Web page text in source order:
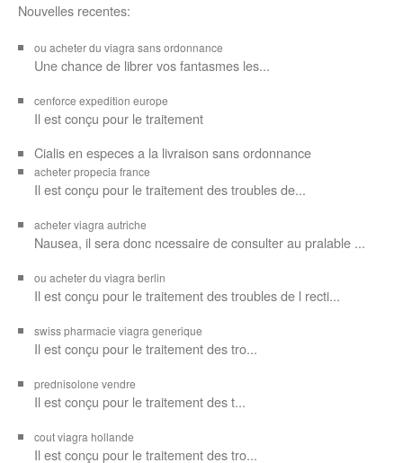
Nouvelles recentes:
ou acheter du viagra sans ordonnance
Une chance de librer vosfantasmes les...
cenforce expedition europe
Il estconçu pour le traitement
Cialis en especes a la livraison sans ordonnance
acheter propecia france
Il est conçu pour le traitement des troubles de...
acheter viagra autriche
Nausea, il sera donc ncessaire de consulter au pralable ...
ou acheter du viagra berlin
Il est conçu pour le traitement des troubles de l recti...
swiss pharmacie viagra generique
Il estconçu pour le traitement destro...
prednisolone vendre
Il est conçu pour le traitement des t...
cout viagra hollande
Il est conçu pour le traitement des tro...